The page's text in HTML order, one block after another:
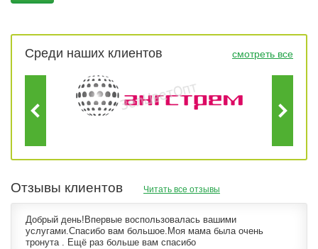
смотреть все
Среди наших клиентов
Отзывы клиентов Читать все отзывы
Добрый день!Впервые воспользовалась вашими
услугами.Спасибо вам большое.Моя мама была очень
тронута . Ещё раз больше вам спасибо